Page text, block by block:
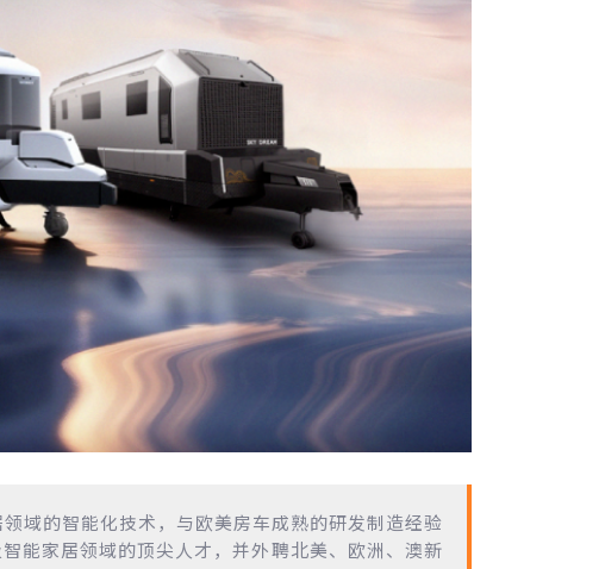
域的智能化技术，与欧美房车成熟的研发制造经验
能家居领域的顶尖人才，并外聘北美、欧洲、澳新